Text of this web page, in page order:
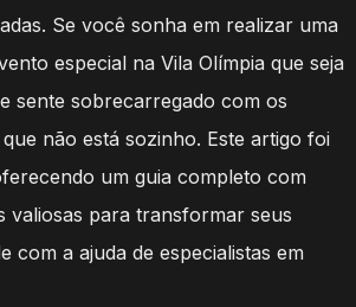
Se você sonha em realizar uma
especial na Vila Olímpia que seja
sente sobrecarregado com os
não está sozinho. Este artigo foi
um guia completo com
valiosas para transformar seus
com a ajuda de especialistas em